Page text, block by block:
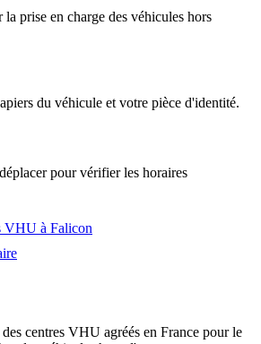
la prise en charge des véhicules hors
du véhicule et votre pièce d'identité.
pour vérifier les horaires
VHU à Falicon
centres VHU agréés en France pour le